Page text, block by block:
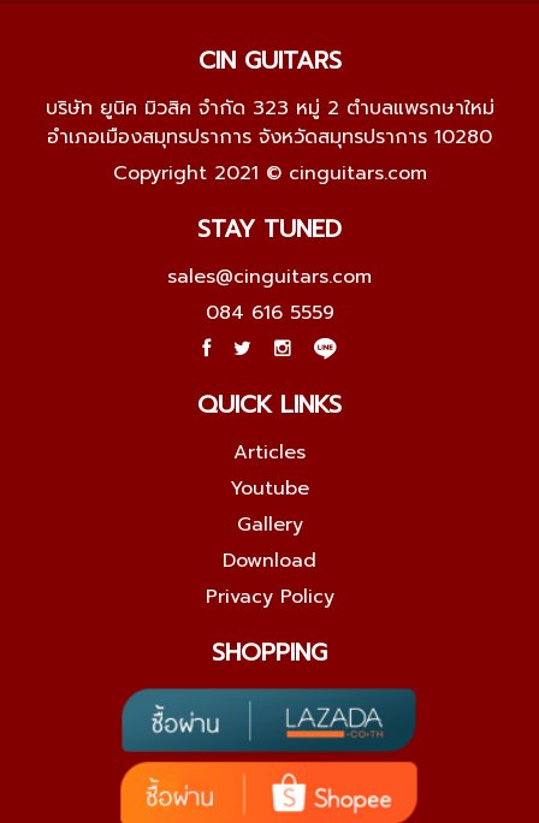
CIN GUITARS
บริษัท ยูนิค มิวสิค จำกัด 323 หมู่ 2 ตำบลแพรกษาใหม่
อำเภอเมืองสมุทรปราการ จังหวัดสมุทรปราการ 10280
Copyright 2021 © cinguitars.com
STAY TUNED
sales@cinguitars.com
084 616 5559
QUICK LINKS
Articles
Youtube
Gallery
Download
Privacy Policy
SHOPPING